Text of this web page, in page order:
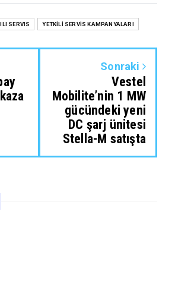
SERVIS YETKİLİ SERVİS KAMPANYALARI
Sonraki
Vestel
Mobilite’nin 1 MW
gücündeki yeni
DC şarj ünitesi
Stella-M satışta